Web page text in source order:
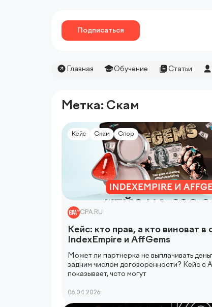
Подписаться
Главная Обучение Статьи
Метка: Скам
Кейс Скам Спор
CPA.RU
Кейс: кто прав, а кто виноват
IndexEmpire и AffGems
Может ли партнерка не выплачивать
задним числом договоренности? Кейс с
показывает, чсто могут
06.04.2026